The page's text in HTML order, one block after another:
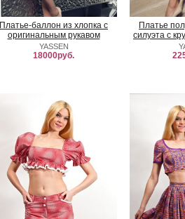
Платье-баллон из хлопка с
оригинальным рукавом
YASSEN
18000руб.
Платье
силуэта с